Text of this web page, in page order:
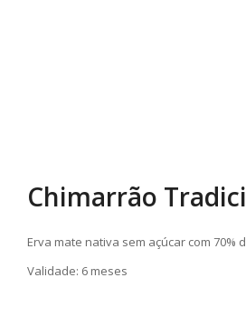
Chimarrão
Erva mate nativa sem açúcar com 70%
Validade: 6 meses